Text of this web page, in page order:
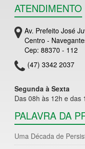
ATENDIMENTO
Av. Prefeito José
Centro -
Cep: 88370 - 112
(47) 3342 2037
Segunda à Sexta
Das 08h às 12h e das
PALAVRA DA
Uma Década de